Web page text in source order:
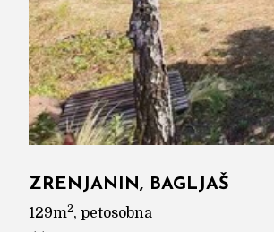
ZRENJANIN, BAGLJAŠ
129m2, petosobna